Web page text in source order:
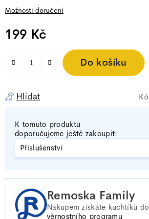
Možnosti doručení
199 Kč
Měrná cena:
Do košíku
Hlídat
K tomuto produktu
doporučujeme ještě zakoupit:
Příslušenství
Remoska Family
Nákupem získáte kuchtíků do
věrnostního programu